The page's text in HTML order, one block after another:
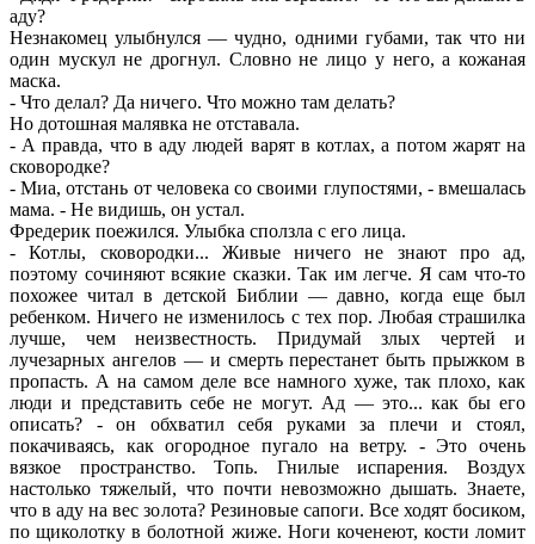
аду?
Незнакомец улыбнулся — чудно, одними губами, так что ни
один мускул не дрогнул. Словно не лицо у него, а кожаная
маска.
- Что делал? Да ничего. Что можно там делать?
Но дотошная малявка не отставала.
- А правда, что в аду людей варят в котлах, а потом жарят на
сковородке?
- Миа, отстань от человека со своими глупостями, - вмешалась
мама. - Не видишь, он устал.
Фредерик поежился. Улыбка сползла с его лица.
- Котлы, сковородки... Живые ничего не знают про ад,
поэтому сочиняют всякие сказки. Так им легче. Я сам что-то
похожее читал в детской Библии — давно, когда еще был
ребенком. Ничего не изменилось с тех пор. Любая страшилка
лучше, чем неизвестность. Придумай злых чертей и
лучезарных ангелов — и смерть перестанет быть прыжком в
пропасть. А на самом деле все намного хуже, так плохо, как
люди и представить себе не могут. Ад — это... как бы его
описать? - он обхватил себя руками за плечи и стоял,
покачиваясь, как огородное пугало на ветру. - Это очень
вязкое пространство. Топь. Гнилые испарения. Воздух
настолько тяжелый, что почти невозможно дышать. Знаете,
что в аду на вес золота? Резиновые сапоги. Все ходят босиком,
по щиколотку в болотной жиже. Ноги коченеют, кости ломит